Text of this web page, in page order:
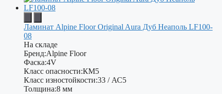
Ламинат Alpine Floor Original Aura Дуб Неаполь LF100-
08
На складе
Бренд:Alpine Floor
Фаска:4V
Класс опасности:КМ5
Класс изностойкости:33 / АС5
Толщина:8 мм